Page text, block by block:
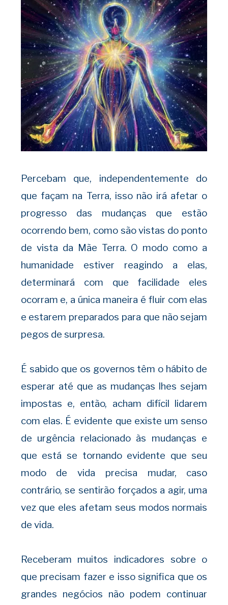
Percebam que, independentemente do
que façam na Terra, isso não irá afetar o
progresso das mudanças que estão
ocorrendo bem, como são vistas do ponto
de vista da Mãe Terra. O modo como a
humanidade estiver reagindo a elas,
determinará com que facilidade eles
ocorram e, a única maneira é fluir com elas
e estarem preparados para que não sejam
pegos de surpresa.
É sabido que os governos têm o hábito de
esperar até que as mudanças lhes sejam
impostas e, então, acham difícil lidarem
com elas. É evidente que existe um senso
de urgência relacionado às mudanças e
que está se tornando evidente que seu
modo de vida precisa mudar, caso
contrário, se sentirão forçados a agir, uma
vez que eles afetam seus modos normais
de vida.
Receberam muitos indicadores sobre o
que precisam fazer e isso significa que os
grandes negócios não podem continuar